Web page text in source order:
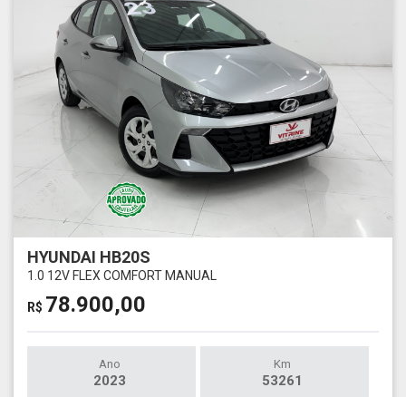
HYUNDAI HB20S
1.0 12V FLEX COMFORT MANUAL
R$ 78.900,00
Ano
2023
Km
53261